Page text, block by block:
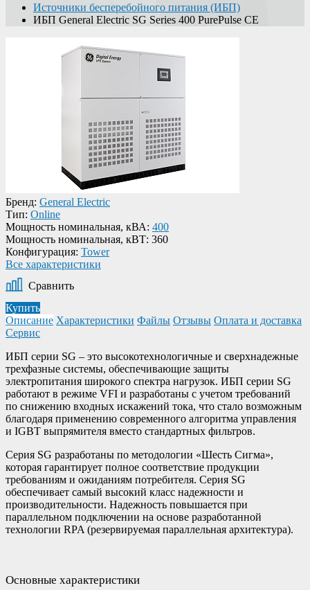
Источники бесперебойного питания (ИБП)
ИБП General Electric SG Series 400 PurePulse CE
Бренд: General Electric
Тип: Online
Мощность номинальная, кВА: 400
Мощность номинальная, кВТ: 360
Конфигурация: Tower
Все характеристики
Сравнить
Купить
Описание Характеристики Файлы Отзывы Оплата и доставка
Сервис
ИБП серии SG – это высокотехнологичные и сверхнадежные
трехфазные системы, обеспечивающие защиты
электропитания широкого спектра нагрузок. ИБП серии SG
работают в режиме VFI и разработаны с учетом требований
по снижению входных искажений тока, что стало возможным
благодаря применению современного алгоритма управления
и IGBT выпрямителя вместо стандартных фильтров.
Серия SG разработаны по методологии «Шесть Сигма»,
которая гарантирует полное соответствие продукции
требованиям и ожиданиям потребителя. Серия SG
обеспечивает самый высокий класс надежности и
производительности. Надежность повышается при
параллельном подключении на основе разработанной
технологии RPA (резервируемая параллельная архитектура).
Основные характеристики